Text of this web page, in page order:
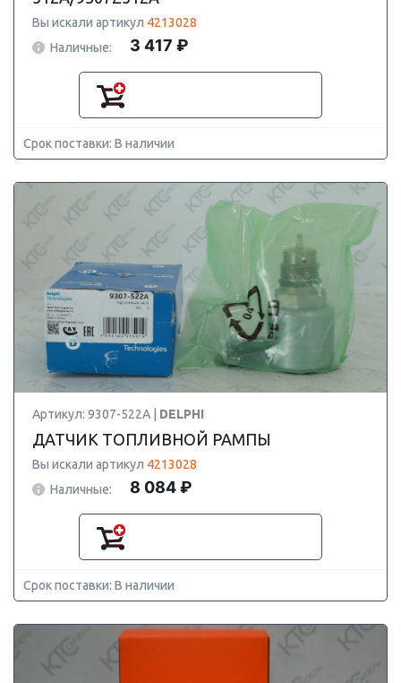
Вы искали артикул 4213028
Наличные:
3 417 ₽
Срок поставки: В наличии
Артикул: 9307-522A | DELPHI
ДАТЧИК ТОПЛИВНОЙ РАМПЫ
Вы искали артикул 4213028
Наличные:
8 084 ₽
Срок поставки: В наличии